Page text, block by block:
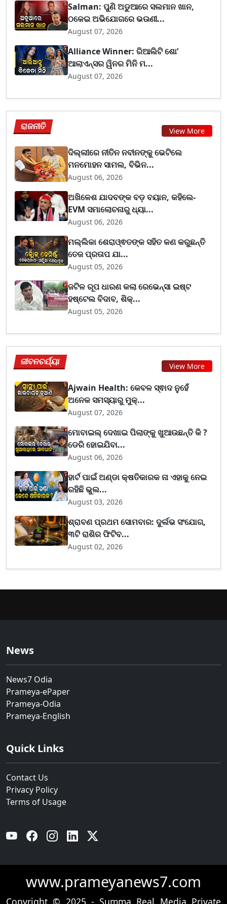
Salman: ପୁଣି ଅଡୁଆରେ ସଲମାନ ଖାନ,
ଠକେଇ ଅଭିଯୋଗରେ ଭଉଣୀ...
August 07, 2026
Alliance Winner: ରିଆଲିଟି ଶୋ’
ଆଲାଏନ୍ସର ୱିନର ମିନି ମ...
August 07, 2026
ରାଜନୀତି View More
ଦିଲ୍ଲୀରେ ନୀତିନ ନବୀନଙ୍କୁ ଭେଟିଲେ
ମନମୋହନ ସାମଲ, ବିଭିନ...
August 06, 2026
ଅଖିଳେଶ ଯାଦବଙ୍କ ବଡ଼ ବୟାନ, କହିଲେ-
EVM ସମାଲୋଚନାରୁ ଧ୍ୟା...
August 06, 2026
ମଲ୍ଲିକା ଶେରାଓ୍ଵତଙ୍କ ସହିତ କଣ କରୁଛନ୍ତି
ତେଜ ପ୍ରତାପ ଯା...
August 05, 2026
ଜଟିଳ ରୂପ ଧାରଣ କଲା ରେଭେନ୍ସା ଇଷ୍ଟ
ହଷ୍ଟେଲ ବିଦାବ, ଶିକ୍...
August 05, 2026
ଜୀବନଚର୍ଯ୍ୟା View More
Ajwain Health: କେବଳ ସ୍ଵାଦ ନୁହେଁ
ଅନେକ ସମସ୍ୟାରୁ ମୁକ୍...
August 07, 2026
ମୋବାଇଲ୍ ଦେଖାଇ ପିଲାଙ୍କୁ ଖୁଆଉଛନ୍ତି କି ?
ଡେରି ହୋଇଯିବା...
August 06, 2026
ହାର୍ଟ ପାଇଁ ଅଣ୍ଡା କ୍ଷତିକାରକ ନା ଏହାକୁ ନେଇ
ରହିଛି ଭୁଲ...
August 03, 2026
ଶ୍ରାବଣ ପ୍ରଥମ ସୋମବାର: ଦୁର୍ଲଭ ସଂଯୋଗ,
୩ଟି ରାଶିର ଫିଟିବ...
August 02, 2026
News
News7 Odia
Prameya-ePaper
Prameya-Odia
Prameya-English
Quick Links
Contact Us
Privacy Policy
Terms of Usage
YouTube Facebook Instagram Linkedin
www.prameyanews7.com
Copyright © 2025 - Summa Real Media Private